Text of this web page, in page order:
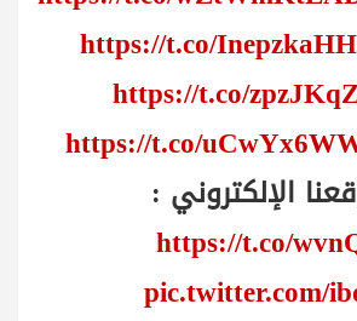
https://t.co/
https://t.co/
https://t.co/
الإلكتروني :
https://t.co/
pic.twitter.com/